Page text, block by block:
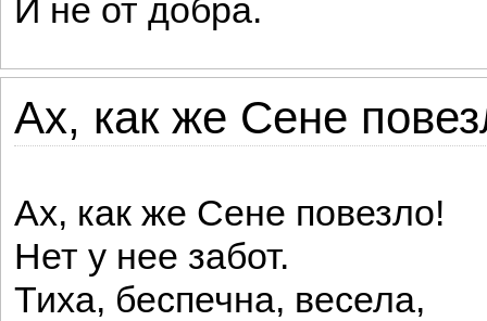
И не от добра.
Ах, как же Сене
Ах, как же Сене повезло!
Нет у нее забот.
Тиха, беспечна, весела,